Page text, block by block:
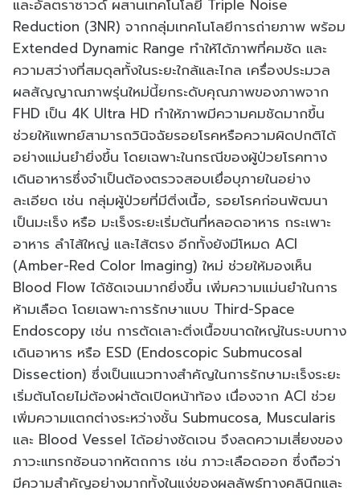
และอัลตราซาวด์ ผสานเทคโนโลยี Triple Noise
Reduction (3NR) จากกลุ่มเทคโนโลยีการถ่ายภาพ พร้อม
Extended Dynamic Range ทำให้ได้ภาพที่คมชัด และ
ความสว่างที่สมดุลทั้งในระยะใกล้และไกล เครื่องประมวล
ผลสัญญาณภาพรุ่นใหม่นี้ยกระดับคุณภาพของภาพจาก
FHD เป็น 4K Ultra HD ทำให้ภาพมีความคมชัดมากขึ้น
ช่วยให้แพทย์สามารถวินิจฉัยรอยโรคหรือความผิดปกติได้
อย่างแม่นยำยิ่งขึ้น โดยเฉพาะในกรณีของผู้ป่วยโรคทาง
เดินอาหารซึ่งจำเป็นต้องตรวจสอบเยื่อบุภายในอย่าง
ละเอียด เช่น กลุ่มผู้ป่วยที่มีติ่งเนื้อ, รอยโรคก่อนพัฒนา
เป็นมะเร็ง หรือ มะเร็งระยะเริ่มต้นที่หลอดอาหาร กระเพาะ
อาหาร ลำไส้ใหญ่ และไส้ตรง อีกทั้งยังมีโหมด ACI
(Amber-Red Color Imaging) ใหม่ ช่วยให้มองเห็น
Blood Flow ได้ชัดเจนมากยิ่งขึ้น เพิ่มความแม่นยำในการ
ห้ามเลือด โดยเฉพาะการรักษาแบบ Third-Space
Endoscopy เช่น การตัดเลาะติ่งเนื้อขนาดใหญ่ในระบบทาง
เดินอาหาร หรือ ESD (Endoscopic Submucosal
Dissection) ซึ่งเป็นแนวทางสำคัญในการรักษามะเร็งระยะ
เริ่มต้นโดยไม่ต้องผ่าตัดเปิดหน้าท้อง เนื่องจาก ACI ช่วย
เพิ่มความแตกต่างระหว่างชั้น Submucosa, Muscularis
และ Blood Vessel ได้อย่างชัดเจน จึงลดความเสี่ยงของ
ภาวะแทรกซ้อนจากหัตถการ เช่น ภาวะเลือดออก ซึ่งถือว่า
มีความสำคัญอย่างมากทั้งในแง่ของผลลัพธ์ทางคลินิกและ